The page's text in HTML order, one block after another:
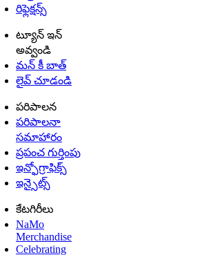
రిఫ్లెక్షన్స్
ట్యూన్ ఇన్
అవ్వండి
మన్ కీ బాత్
లైవ్ చూడండి
పరిపాలన
పరిపాలనా
సమాహారం
ప్రపంచ గుర్తింపు
ఇన్ఫోగ్రాఫిక్స్
ఇన్సైట్స్
కేటగిరీలు
NaMo
Merchandise
Celebrating